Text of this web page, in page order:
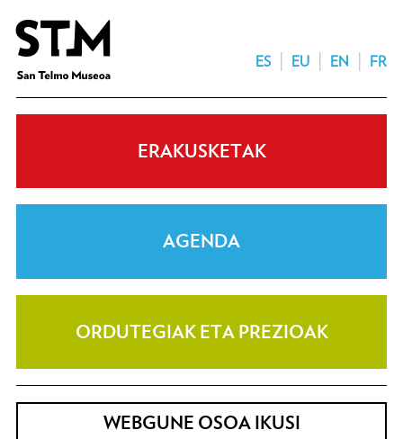
ES EU EN FR
ERAKUSKETAK
AGENDA
ORDUTEGIAK ETA PREZIOAK
WEBGUNE OSOA IKUSI